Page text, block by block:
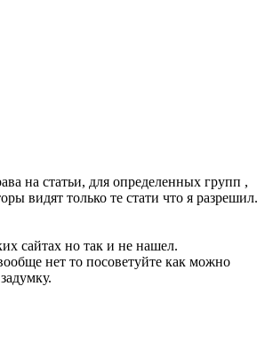
на статьи, для определенных групп ,
видят только те стати что я разрешил.
сайтах но так и не нашел.
нет то посоветуйте как можно